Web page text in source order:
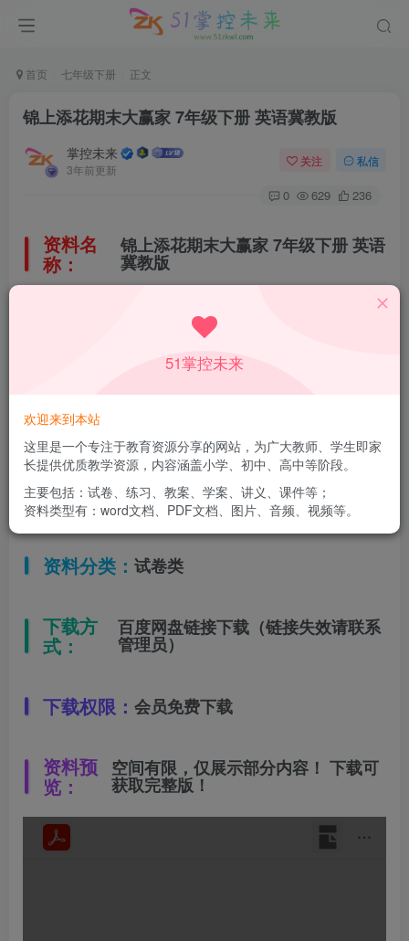
首页 七年级下册 正文
锦上添花期末大赢家 7年级下册 英语冀教版
掌控未来
3年前更新
关注 私信
0 629 236
资料名
称：
锦上添花期末大赢家 7年级下册 英语
冀教版
适用年级：七年级下册
文件类型：高清PDF
资料分类： 试卷类
下载方
式：
百度网盘链接下载（链接失效请联系
管理员）
下载权限： 会员免费下载
资料预
览：
空间有限，仅展示部分内容！ 下载可
获取完整版！
51掌控未来
欢迎来到本站
这里是一个专注于教育资源分享的网站，为广大教师、学生即家
长提供优质教学资源，内容涵盖小学、初中、高中等阶段。
主要包括：试卷、练习、教案、学案、讲义、课件等；
资料类型有：word文档、PDF文档、图片、音频、视频等。